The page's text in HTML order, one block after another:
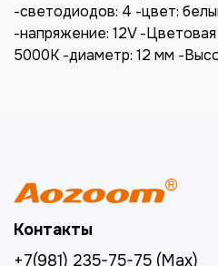
-светодиодов: 4 -цвет:
-напряжение: 12V -
5000К -диаметр: 12 мм -
Контакты
+7(981) 235-75-75 (Max)